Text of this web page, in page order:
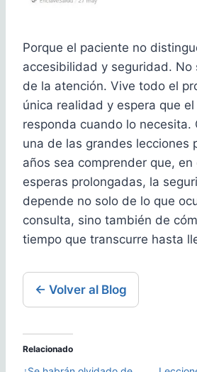
Porque el paciente no
accesibilidad y seguridad. No
de la atención. Vive todo el
única realidad y espera que
responda cuando lo necesita.
una de las grandes lecciones
años sea comprender que,
esperas prolongadas, la
depende no solo de lo que
consulta, sino también de
tiempo que transcurre hasta
← Volver al Blog
Relacionado